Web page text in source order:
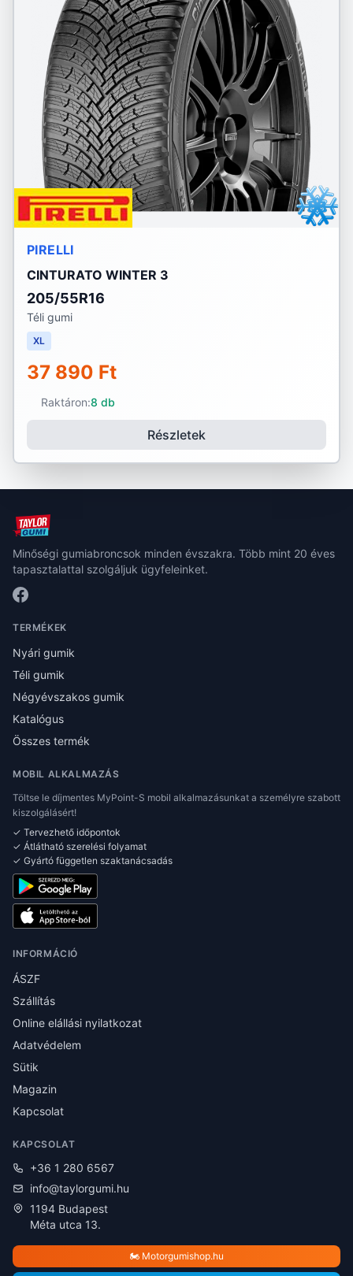
PIRELLI
CINTURATO WINTER 3
205/55R16
Téli gumi
XL
37 890 Ft
Raktáron:8 db
Részletek
Minőségi gumiabroncsok minden évszakra. Több mint 20 éves
tapasztalattal szolgáljuk ügyfeleinket.
TERMÉKEK
Nyári gumik
Téli gumik
Négyévszakos gumik
Katalógus
Összes termék
MOBIL ALKALMAZÁS
Töltse le díjmentes MyPoint-S mobil alkalmazásunkat a személyre szabott
kiszolgálásért!
✓ Tervezhető időpontok
✓ Átlátható szerelési folyamat
✓ Gyártó független szaktanácsadás
INFORMÁCIÓ
ÁSZF
Szállítás
Online elállási nyilatkozat
Adatvédelem
Sütik
Magazin
Kapcsolat
KAPCSOLAT
+36 1 280 6567
info@taylorgumi.hu
1194 Budapest
Méta utca 13.
🏍️ Motorgumishop.hu